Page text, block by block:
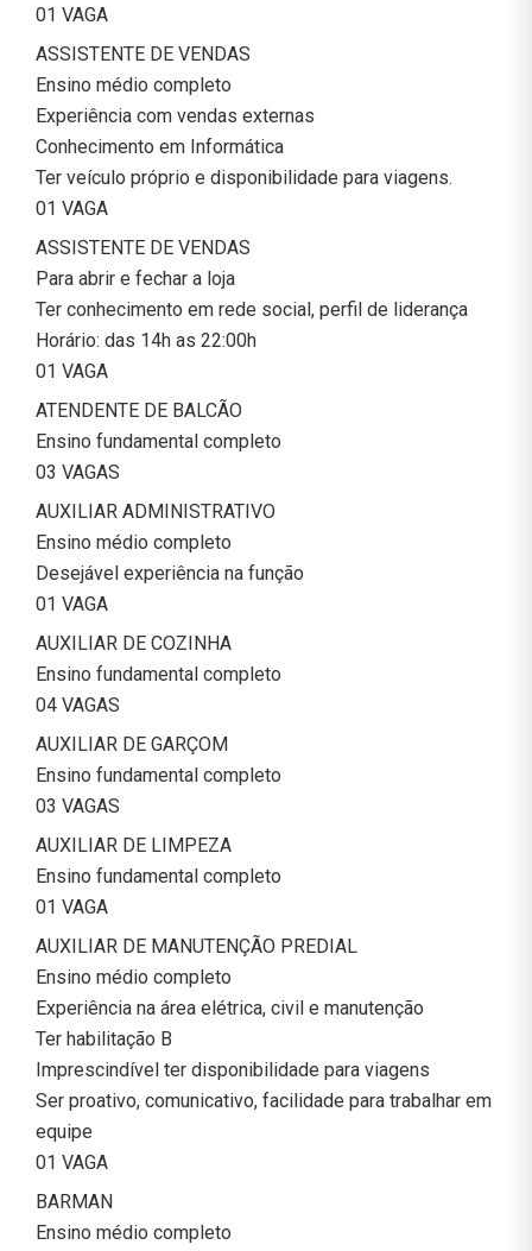
01 VAGA
ASSISTENTE DE VENDAS
Ensino médio completo
Experiência com vendas externas
Conhecimento em Informática
Ter veículo próprio e disponibilidade para viagens.
01 VAGA
ASSISTENTE DE VENDAS
Para abrir e fechar a loja
Ter conhecimento em rede social, perfil de liderança
Horário: das 14h as 22:00h
01 VAGA
ATENDENTE DE BALCÃO
Ensino fundamental completo
03 VAGAS
AUXILIAR ADMINISTRATIVO
Ensino médio completo
Desejável experiência na função
01 VAGA
AUXILIAR DE COZINHA
Ensino fundamental completo
04 VAGAS
AUXILIAR DE GARÇOM
Ensino fundamental completo
03 VAGAS
AUXILIAR DE LIMPEZA
Ensino fundamental completo
01 VAGA
AUXILIAR DE MANUTENÇÃO PREDIAL
Ensino médio completo
Experiência na área elétrica, civil e manutenção
Ter habilitação B
Imprescindível ter disponibilidade para viagens
Ser proativo, comunicativo, facilidade para trabalhar em
equipe
01 VAGA
BARMAN
Ensino médio completo